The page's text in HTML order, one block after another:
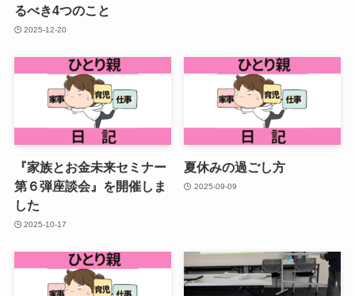
るべき4つのこと
2025-12-20
『家族とお金未来セミナー
第６弾座談会』を開催しま
した
2025-10-17
夏休みの過ごし方
2025-09-09